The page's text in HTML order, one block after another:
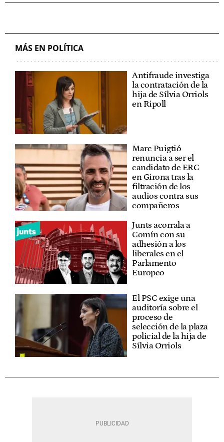
MÁS EN POLÍTICA
Antifraude investiga
la contratación de la
hija de Sílvia Orriols
en Ripoll
Marc Puigtió
renuncia a ser el
candidato de ERC
en Girona tras la
filtración de los
audios contra sus
compañeros
Junts acorrala a
Comín con su
adhesión a los
liberales en el
Parlamento
Europeo
El PSC exige una
auditoría sobre el
proceso de
selección de la plaza
policial de la hija de
Sílvia Orriols